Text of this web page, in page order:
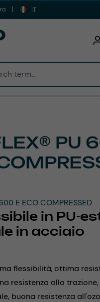
IT
PU
in PU-
in acciaio
flessibilità, ottima
resistenza alla trazione,
buona resistenza